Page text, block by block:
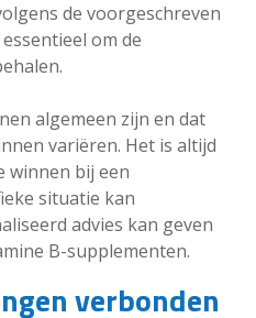
de voorgeschreven
om de
algemeen zijn en dat
variëren. Het is altijd
winnen bij een
situatie kan
advies kan geven
B-supplementen.
verbonden